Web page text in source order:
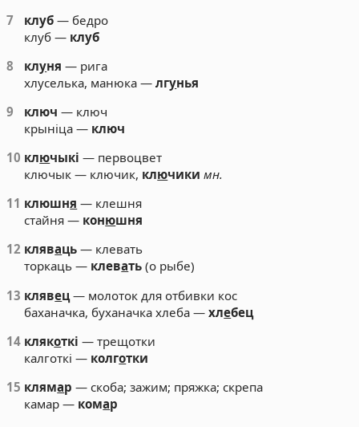
7
клуб — бедро
клуб — клуб
8
клуня — рига
хлуселька, манюка —лгунья
9
ключ — ключ
крыніца — ключ
10 ключыкі — первоцвет
ключык — ключик, ключики мн.
11 клюшня — клешня
стайня — конюшня
12 кляваць — клевать
торкаць — клевать (о рыбе)
13 клявец— молоток для отбивки кос
баханачка, буханачка хлеба —хлебец
14 клякоткі — трещотки
калготкі — колготки
15 клямар — скоба; зажим; пряжка; скрепа
камар — комар